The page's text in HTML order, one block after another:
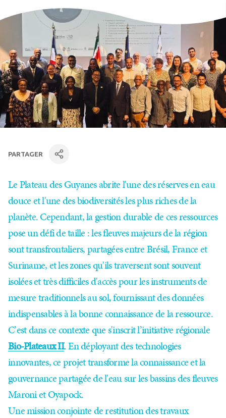
Nous rejoindre
PARTAGER
Le Plateau des Guyanes abrite l'une des réserves en eau
douce et l'une des biodiversités les plus riches de la
planète. Cependant, la gestion durable de ces ressources
pose un défi de taille : les fleuves majeurs de la région
sont transfrontaliers, partagées entre Brésil, France et
Suriname, et les zones qu'ils traversent sont souvent
isolées et très difficiles d'accès pour les instruments de
mesure traditionnels au sol, fournissant des données
indispensables à la bonne connaissance de la ressource.
C’est dans ce contexte que s'inscrit l’initiative régionale
Bio-Plateaux II. En déployant des technologies
innovantes, ce projet transforme la connaissance et la
gouvernance partagée de l'eau sur les bassins des fleuves
Maroni et Oyapock.
Une mission conjointe de restitution des travaux